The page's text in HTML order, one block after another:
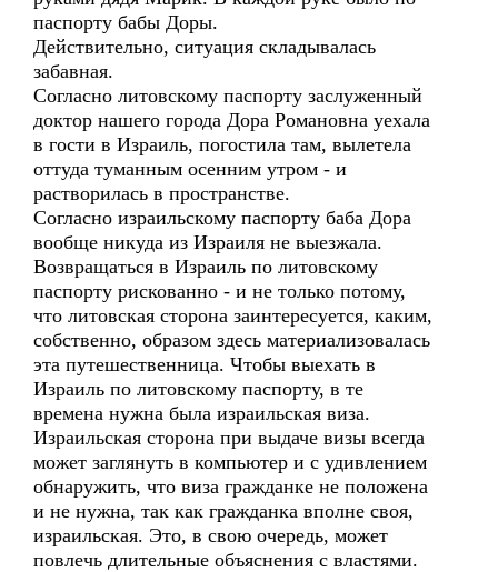
паспорту бабы Доры.
Действительно, ситуация складывалась
забавная.
Согласно литовскому паспорту заслуженный
доктор нашего города Дора Романовна уехала
в гости в Израиль, погостила там, вылетела
оттуда туманным осенним утром - и
растворилась в пространстве.
Согласно израильскому паспорту баба Дора
вообще никуда из Израиля не выезжала.
Возвращаться в Израиль по литовскому
паспорту рискованно - и не только потому,
что литовская сторона заинтересуется, каким,
собственно, образом здесь материализовалась
эта путешественница. Чтобы выехать в
Израиль по литовскому паспорту, в те
времена нужна была израильская виза.
Израильская сторона при выдаче визы всегда
может заглянуть в компьютер и с удивлением
обнаружить, что виза гражданке не положена
и не нужна, так как гражданка вполне своя,
израильская. Это, в свою очередь, может
повлечь длительные объяснения с властями.